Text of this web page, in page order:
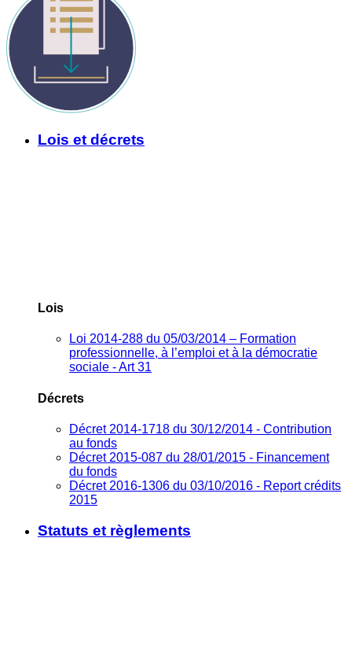
Lois et décrets
Lois
Loi 2014-288 du 05/03/2014 – Formation
professionnelle, à l’emploi et à la démocratie
sociale - Art 31
Décrets
Décret 2014-1718 du 30/12/2014 - Contribution
au fonds
Décret 2015-087 du 28/01/2015 - Financement
du fonds
Décret 2016-1306 du 03/10/2016 - Report crédits
2015
Statuts et règlements